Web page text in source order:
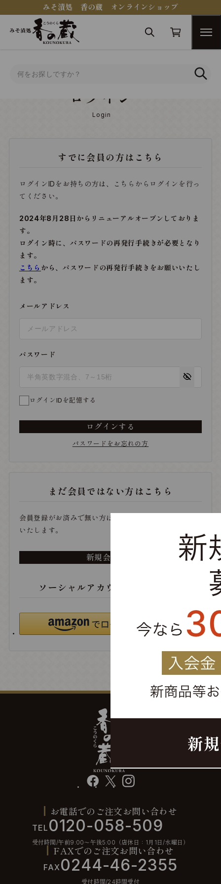
みそ漬処 香の蔵 オンラインショップ
ログイン
Login
すでに会員の方はこちら
ログインIDをお持ちの方は、こちらからログインを行っ
てください。
2024年8月28日からリニューアルオープンしておりま
す。
ログイン時に、パスワードの再発行手続きが必要となり
ます。
こちら から、パスワードの再発行手続きをお願いいたし
ます。
メールアドレス
パスワード
ログインIDを記憶する
ログインする
パスワードをお忘れの方
まだ会員ではない方はこちら
会員登録がお済みで無い方は、こちらから登録をお願い
いたします。
新規会員登録
ソーシャルアカウントでログイン
facebook instagram
お電話でのご注文お問い合わせ
TEL 0120-058-509
受付時間/午前9:00〜午後5:00（店休日：1月1日/水曜日）
FAXでのご注文お問い合わせ
FAX0244-46-2355
受付時間/24時間受付